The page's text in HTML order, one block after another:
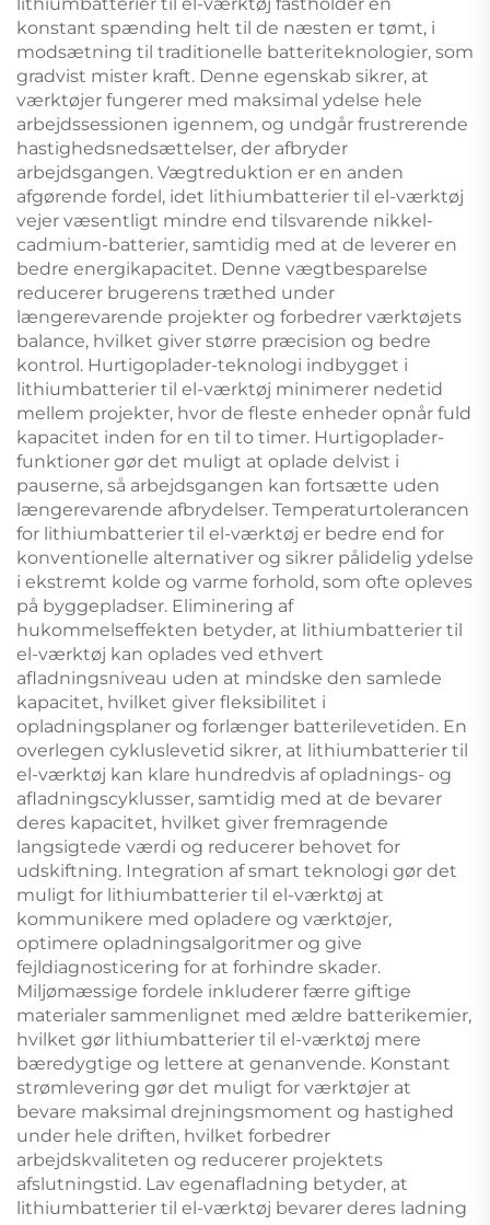
konstant spænding helt til de næsten er tømt, i
modsætning til traditionelle batteriteknologier, som
gradvist mister kraft. Denne egenskab sikrer, at
værktøjer fungerer med maksimal ydelse hele
arbejdssessionen igennem, og undgår frustrerende
hastighedsnedsættelser, der afbryder
arbejdsgangen. Vægtreduktion er en anden
afgørende fordel, idet lithiumbatterier til el-værktøj
vejer væsentligt mindre end tilsvarende nikkel-
cadmium-batterier, samtidig med at de leverer en
bedre energikapacitet. Denne vægtbesparelse
reducerer brugerens træthed under
længerevarende projekter og forbedrer værktøjets
balance, hvilket giver større præcision og bedre
kontrol. Hurtigoplader-teknologi indbygget i
lithiumbatterier til el-værktøj minimerer nedetid
mellem projekter, hvor de fleste enheder opnår fuld
kapacitet inden for en til to timer. Hurtigoplader-
funktioner gør det muligt at oplade delvist i
pauserne, så arbejdsgangen kan fortsætte uden
længerevarende afbrydelser. Temperaturtolerancen
for lithiumbatterier til el-værktøj er bedre end for
konventionelle alternativer og sikrer pålidelig ydelse
i ekstremt kolde og varme forhold, som ofte opleves
på byggepladser. Eliminering af
hukommelseffekten betyder, at lithiumbatterier til
el-værktøj kan oplades ved ethvert
afladningsniveau uden at mindske den samlede
kapacitet, hvilket giver fleksibilitet i
opladningsplaner og forlænger batterilevetiden. En
overlegen cykluslevetid sikrer, at lithiumbatterier til
el-værktøj kan klare hundredvis af opladnings- og
afladningscyklusser, samtidig med at de bevarer
deres kapacitet, hvilket giver fremragende
langsigtede værdi og reducerer behovet for
udskiftning. Integration af smart teknologi gør det
muligt for lithiumbatterier til el-værktøj at
kommunikere med opladere og værktøjer,
optimere opladningsalgoritmer og give
fejldiagnosticering for at forhindre skader.
Miljømæssige fordele inkluderer færre giftige
materialer sammenlignet med ældre batterikemier,
hvilket gør lithiumbatterier til el-værktøj mere
bæredygtige og lettere at genanvende. Konstant
strømlevering gør det muligt for værktøjer at
bevare maksimal drejningsmoment og hastighed
under hele driften, hvilket forbedrer
arbejdskvaliteten og reducerer projektets
afslutningstid. Lav egenafladning betyder, at
lithiumbatterier til el-værktøj bevarer deres ladning